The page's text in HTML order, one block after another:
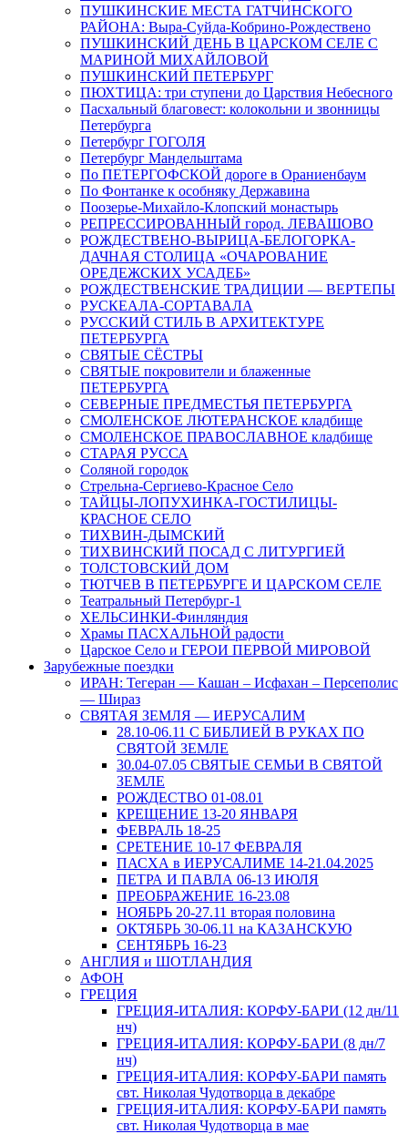
ПУШКИНСКИЕ МЕСТА ГАТЧИНСКОГО
РАЙОНА: Выра-Суйда-Кобрино-Рождествено
ПУШКИНСКИЙ ДЕНЬ В ЦАРСКОМ СЕЛЕ С
МАРИНОЙ МИХАЙЛОВОЙ
ПУШКИНСКИЙ ПЕТЕРБУРГ
ПЮХТИЦА: три ступени до Царствия Небесного
Пасхальный благовест: колокольни и звонницы
Петербурга
Петербург ГОГОЛЯ
Петербург Мандельштама
По ПЕТЕРГОФСКОЙ дороге в Ораниенбаум
По Фонтанке к особняку Державина
Поозерье-Михайло-Клопский монастырь
РЕПРЕССИРОВАННЫЙ город. ЛЕВАШОВО
РОЖДЕСТВЕНО-ВЫРИЦА-БЕЛОГОРКА-
ДАЧНАЯ СТОЛИЦА «ОЧАРОВАНИЕ
ОРЕДЕЖСКИХ УСАДЕБ»
РОЖДЕСТВЕНСКИЕ ТРАДИЦИИ — ВЕРТЕПЫ
РУСКЕАЛА-СОРТАВАЛА
РУССКИЙ СТИЛЬ В АРХИТЕКТУРЕ
ПЕТЕРБУРГА
СВЯТЫЕ СЁСТРЫ
СВЯТЫЕ покровители и блаженные
ПЕТЕРБУРГА
СЕВЕРНЫЕ ПРЕДМЕСТЬЯ ПЕТЕРБУРГА
СМОЛЕНСКОЕ ЛЮТЕРАНСКОЕ кладбище
СМОЛЕНСКОЕ ПРАВОСЛАВНОЕ кладбище
СТАРАЯ РУССА
Соляной городок
Стрельна-Сергиево-Красное Село
ТАЙЦЫ-ЛОПУХИНКА-ГОСТИЛИЦЫ-
КРАСНОЕ СЕЛО
ТИХВИН-ДЫМСКИЙ
ТИХВИНСКИЙ ПОСАД С ЛИТУРГИЕЙ
ТОЛСТОВСКИЙ ДОМ
ТЮТЧЕВ В ПЕТЕРБУРГЕ И ЦАРСКОМ СЕЛЕ
Театральный Петербург-1
ХЕЛЬСИНКИ-Финляндия
Храмы ПАСХАЛЬНОЙ радости
Царское Село и ГЕРОИ ПЕРВОЙ МИРОВОЙ
Зарубежные поездки
ИРАН: Тегеран — Кашан – Исфахан – Персеполис
— Шираз
СВЯТАЯ ЗЕМЛЯ — ИЕРУСАЛИМ
28.10-06.11 С БИБЛИЕЙ В РУКАХ ПО
СВЯТОЙ ЗЕМЛЕ
30.04-07.05 СВЯТЫЕ СЕМЬИ В СВЯТОЙ
ЗЕМЛЕ
РОЖДЕСТВО 01-08.01
КРЕЩЕНИЕ 13-20 ЯНВАРЯ
ФЕВРАЛЬ 18-25
СРЕТЕНИЕ 10-17 ФЕВРАЛЯ
ПАСХА в ИЕРУСАЛИМЕ 14-21.04.2025
ПЕТРА И ПАВЛА 06-13 ИЮЛЯ
ПРЕОБРАЖЕНИЕ 16-23.08
НОЯБРЬ 20-27.11 вторая половина
ОКТЯБРЬ 30-06.11 на КАЗАНСКУЮ
СЕНТЯБРЬ 16-23
АНГЛИЯ и ШОТЛАНДИЯ
АФОН
ГРЕЦИЯ
ГРЕЦИЯ-ИТАЛИЯ: КОРФУ-БАРИ (12 дн/11
нч)
ГРЕЦИЯ-ИТАЛИЯ: КОРФУ-БАРИ (8 дн/7
нч)
ГРЕЦИЯ-ИТАЛИЯ: КОРФУ-БАРИ память
свт. Николая Чудотворца в декабре
ГРЕЦИЯ-ИТАЛИЯ: КОРФУ-БАРИ память
свт. Николая Чудотворца в мае